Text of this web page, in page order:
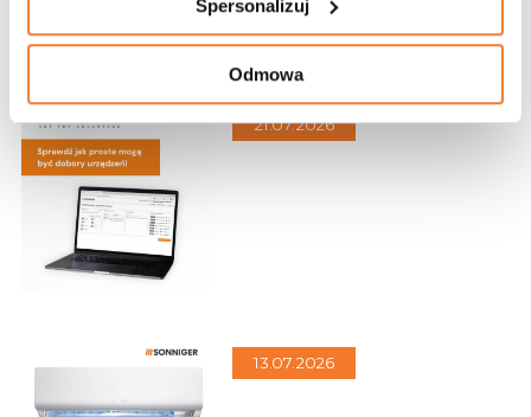
Spersonalizuj
Odmowa
21.07.2026
13.07.2026